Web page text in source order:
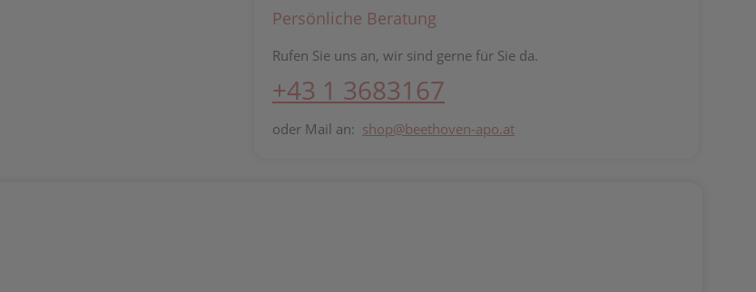
Persönliche Beratung
Rufen Sie uns an, wir sind gerne für Sie da.
+43 1 3683167
oder Mail an: shop@beethoven-apo.at